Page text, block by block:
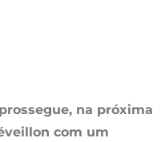
na próxima
com um